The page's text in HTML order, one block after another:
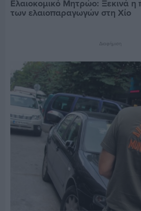
Ελαιοκομικό Μητρώο: Ξεκινά η
των ελαιοπαραγωγών στη Χίο
Διαφήμιση